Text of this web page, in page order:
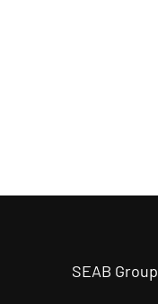
SEAB Group